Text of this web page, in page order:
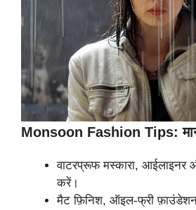
Monsoon Fashion Tips:
वाटरप्रूफ मस्कारा, आईलाइनर
करें।
मैट फ़िनिश, ऑइल-फ्री फ़ाउंडेशन